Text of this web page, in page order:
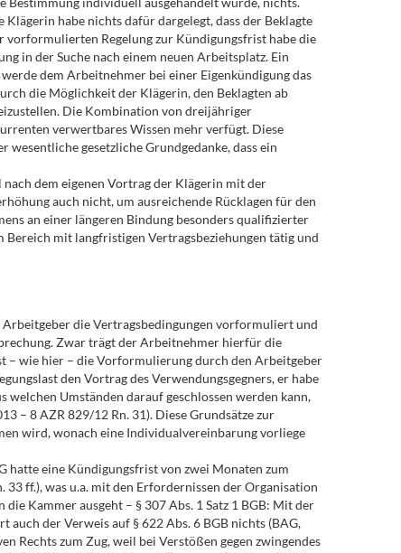
habe nichts dafür dargelegt, dass der Beklagte
vorformulierten Regelung zur Kündigungsfrist habe die
in der Suche nach einem neuen Arbeitsplatz. Ein
dem Arbeitnehmer bei einer Eigenkündigung das
die Möglichkeit der Klägerin, den Beklagten ab
Die Kombination von dreijähriger
verwertbares Wissen mehr verfügt. Diese
wesentliche gesetzliche Grundgedanke, dass ein
dem eigenen Vortrag der Klägerin mit der
auch nicht, um ausreichende Rücklagen für den
an einer längeren Bindung besonders qualifizierter
mit langfristigen Vertragsbeziehungen tätig und
Arbeitgeber die Vertragsbedingungen vorformuliert und
Zwar trägt der Arbeitnehmer hierfür die
– wie hier – die Vorformulierung durch den Arbeitgeber
den Vortrag des Verwendungsgegners, er habe
Umständen darauf geschlossen werden kann,
– 8 AZR 829/12 Rn. 31). Diese Grundsätze zur
wird, wonach eine Individualvereinbarung vorliege
hatte eine Kündigungsfrist von zwei Monaten zum
ff.), was u.a. mit den Erfordernissen der Organisation
Kammer ausgeht – § 307 Abs. 1 Satz 1 BGB: Mit der
der Verweis auf § 622 Abs. 6 BGB nichts (BAG,
Rechts zum Zug, weil bei Verstößen gegen zwingendes